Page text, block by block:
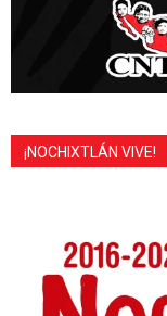
¡NOCHIXTLÁN VIVE!